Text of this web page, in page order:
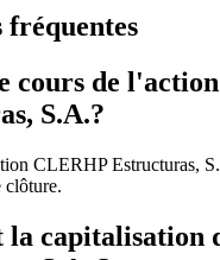
fréquentes
cours de
S.A.?
CLERHP Estructuras,
clôture.
la capitalisation